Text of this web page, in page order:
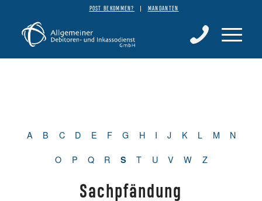
POST BEKOMMEN? MANDANTEN
A B C D E F G H I J K L M
N
O
P Q R S T U V W Z
Sachpfändung